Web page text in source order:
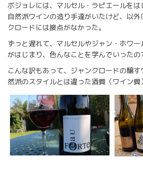
ボジョレには、マルセル・ラピエールを
自然派ワインの造り手達がいたけど、以
クロードには接点がなかった。
ずっと遅れて、マルセルやジャン・ホワ
がはじまり、色んなことを学んでいったの
こんな訳もあって、ジャンクロードの醸
然派のスタイルとは違った酒質（ワイン質